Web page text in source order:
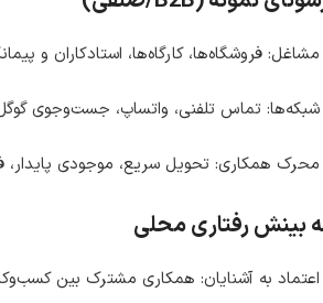
مشاغل: فروشگاه‌ها، کارگاه‌ها، استادکاران و
شبکه‌ها: تماس تلفنی، واتساپ، جست‌وجوی
محرک همکاری: تحویل سریع، موجودی پایدار،
بینش رفتاری محلی
اعتماد به آشنایان: همکاری مشترک بین